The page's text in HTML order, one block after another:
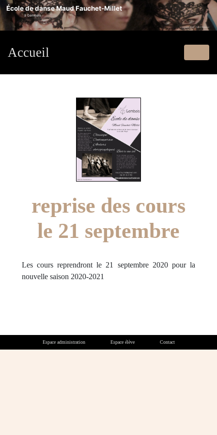
École de danse Maud Fauchet-Millet
à Gambais
Crédit photo : Franck Benausse
Accueil
reprise des cours
le 21 septembre
Les cours reprendront le 21 septembre 2020 pour la
nouvelle saison 2020-2021
Espace administration Espace élève Contact